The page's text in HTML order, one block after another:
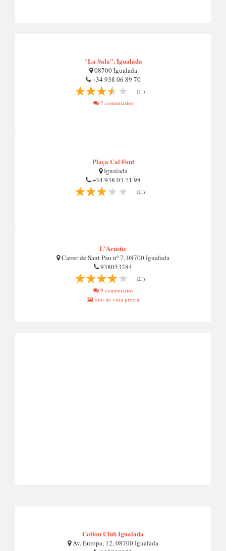
"La Sala", Igualada
08700 Igualada
+34 938 06 89 70
(21)
7 comentarios
Plaça Cal Font
Igualada
+34 938 03 71 98
(21)
L'Acústic
Carrer de Sant Pau nº 7, 08700 Igualada
938053284
(21)
9 comentarios
foto de vista previa
Cotton Club Igualada
Av. Europa, 12, 08700 Igualada